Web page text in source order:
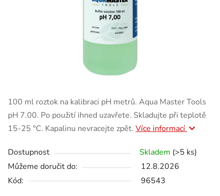
100 ml roztok na kalibraci pH metrů. Aqua Master Tools
pH 7.00. Po použití ihned uzavřete. Skladujte při teplotě
15-25 °C. Kapalinu nevracejte zpět. Více informací
Dostupnost Skladem (>5 ks)
Můžeme doručit do:
12.8.2026
Kód:
96543